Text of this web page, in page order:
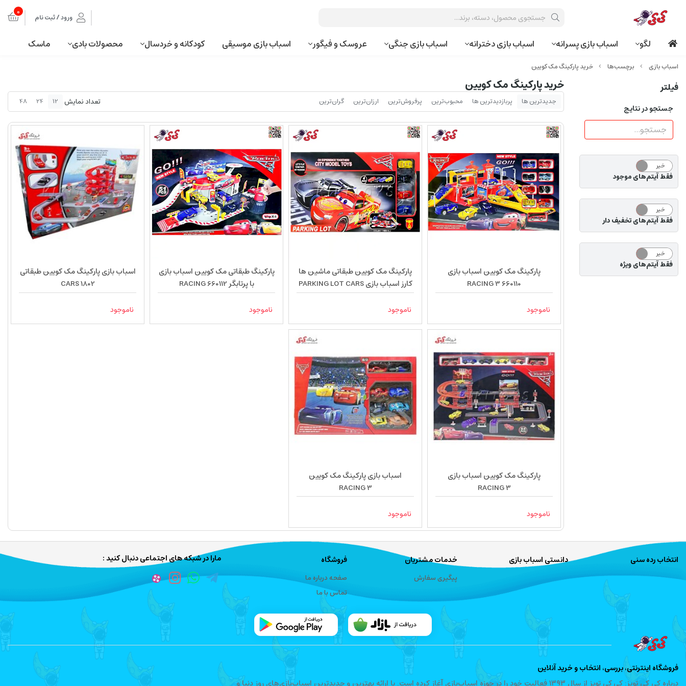
ورود / ثبت نام 0
لگو اسباب بازی پسرانه اسباب بازی دخترانه اسباب بازی جنگی عروسک و فیگور اسباب بازی موسیقی کودکانه و خردسال محصولات بادی ماسک
برچسب‌ها خرید پارکینگ مک کویین
فیلتر
جستجو در نتایج
خیر
فقط آیتم‌های موجود
خیر
فقط آیتم‌های تخفیف دار
خیر
فقط آیتم‌های ویژه
خرید پارکینگ مک کویین
جدیدترین ها پربازدیدترین ها محبوب‌‌ترین پرفروش‌ترین ارزان‌ترین گران‌ترین تعداد نمایش 12
24
48
پارکینگ مک کویین اسباب بازی
RACING 3 660110
ناموجود
پارکینگ مک کویین طبقاتی ماشین ها
کارز اسباب بازی PARKING LOT CARS
553320
ناموجود
پارکینگ طبقاتی مک کویین اسباب بازی
با پرتابگر RACING 660112
ناموجود
اسباب بازی پارکینگ مک کویین طبقاتی
CARS 1802
ناموجود
پارکینگ مک کویین اسباب بازی
RACING 3
ناموجود
اسباب بازی پارکینگ مک کویین
RACING 3
ناموجود
انتخاب رده سنی دانستی اسباب بازی خدمات مشتریان
پیگیری سفارش
فروشگاه
صفحه درباره ما
تماس با ما
مارا در شبکه های اجتماعی دنبال کنید :
فروشگاه اینترنتی، بررسی، انتخاب و خرید آنلاین
درباره کی کی تویز: کی کی تویز از سال ۱۳۹۳ فعالیت خود را در حوزه اسباب‌بازی آغاز کرده است. با ارائه بهترین و جدیدترین اسباب‌بازی‌های روز دنیا و